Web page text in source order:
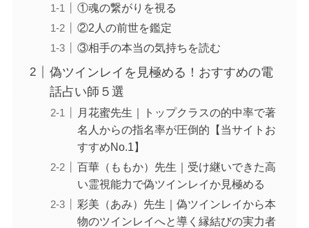
①魂の繋がりを視る
②2人の前世を鑑定
③相手の本当の気持ちを読む
偽ツインレイを見極める！おすすめの電
話占い師５選
月花蜜先生｜トップクラスの的中率で著
名人からの指名率が圧倒的【当サイトお
すすめNo.1】
百華（ももか）先生｜受け継いできた高
い霊視能力で偽ツインレイか見極める
彩美（あみ）先生｜偽ツインレイから本
物のツインレイへと導く縁結びの実力者